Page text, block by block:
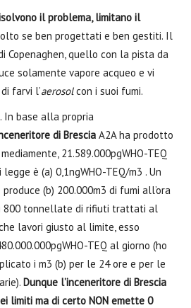
il problema, limitano il
se ben progettati e ben gestiti. Il
Copenaghen, quello con la pista da
solamente vapore acqueo e vi
farvi l’aerosolcon i suoi fumi.
In base alla propria
di Brescia A2A ha prodotto
21.589.000pgWHO-TEQ
è (a) 0,1ngWHO-TEQ/m3 . Un
(b) 200.000m3 di fumi all’ora
800 tonnellate di rifiuti trattati al
lavori giusto al limite, esso
TEQ al giorno (ho
i m3 (b) per le 24 ore e per le
Dunque l’inceneritore di Brescia
limiti ma di certo NON emette 0